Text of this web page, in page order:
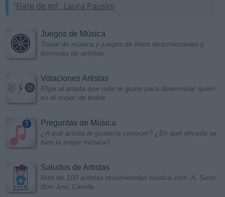
'Fíate de mí', Laura Pausini
Juegos de Música
Trivial de música y juegos de fotos distorsionadas y
borrosas de artistas
Votaciones Artistas
Elige al artista que más te guste para determinar quién
es el mejor de todos
Preguntas de Música
¿A qué artista te gustaría conocer? ¿En qué década se
hizo la mejor música?...
Saludos de Artistas
Más de 100 artistas recomiendan musica.com: A. Sanz,
Bon Jovi, Camila...